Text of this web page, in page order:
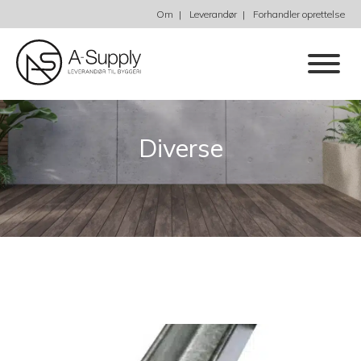
Om Leverandør Forhandler oprettelse
Diverse